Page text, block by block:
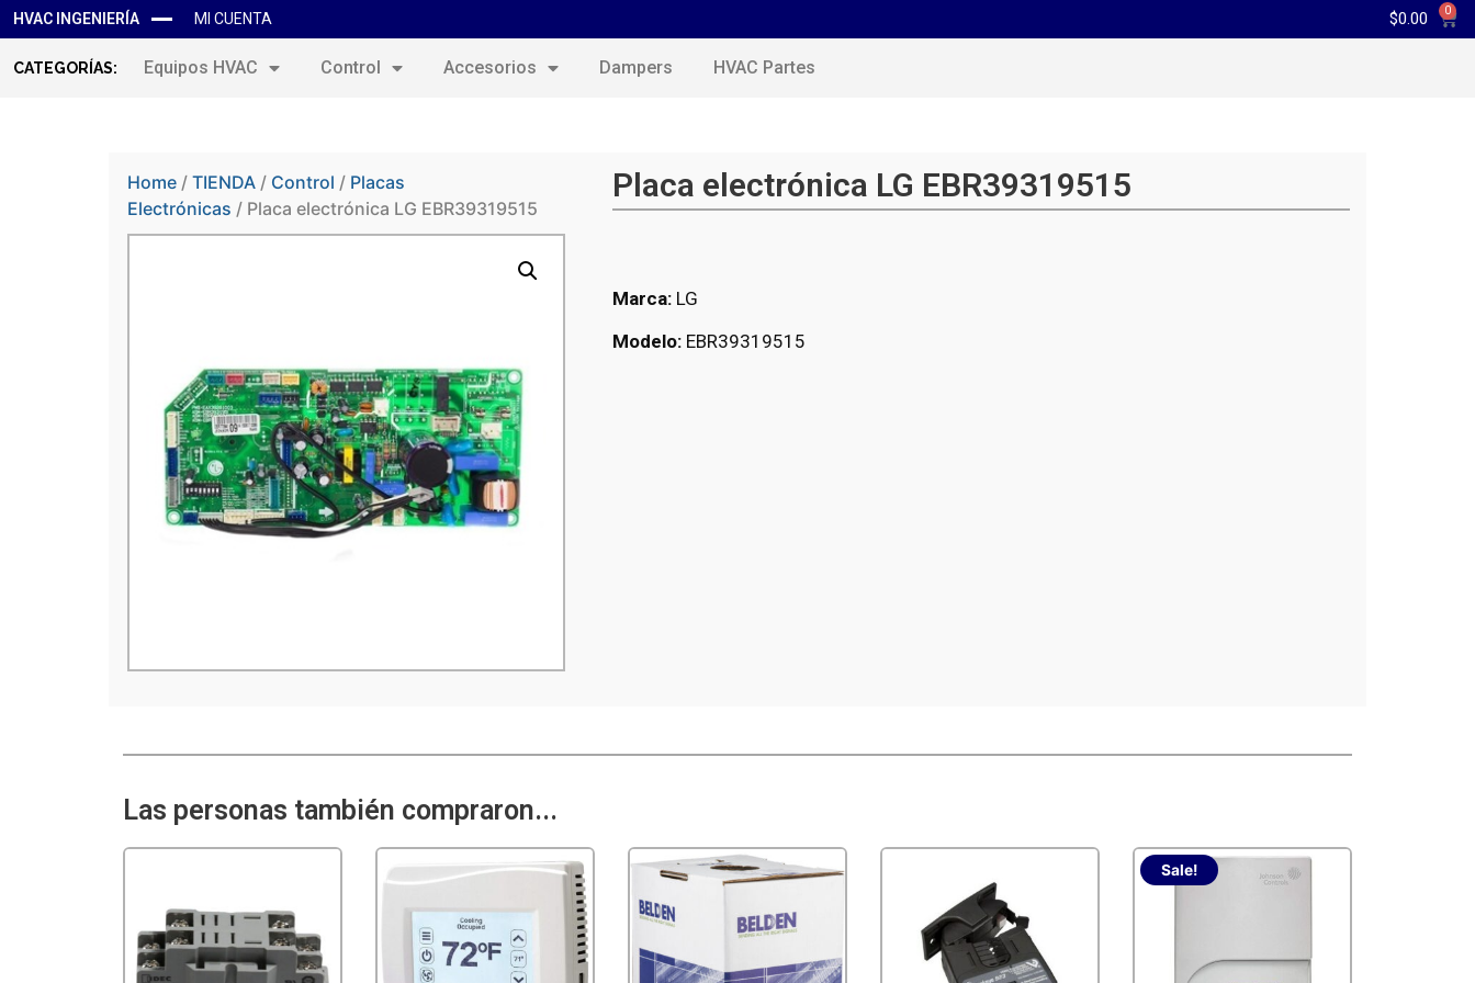
HVAC INGENIERÍA MI CUENTA $0.00 0
CATEGORÍAS: Equipos HVAC Control Accesorios Dampers HVAC Partes
Home / TIENDA / Control / Placas
Electrónicas / Placa electrónica LG EBR39319515
Placa electrónica LG EBR39319515
Marca: LG
Modelo: EBR39319515
Las personas también compraron...
Sale!